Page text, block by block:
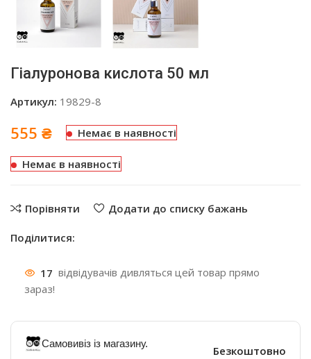
Гіалуронова кислота 50 мл
Артикул: 19829-8
555 ₴ Немає в наявності
Немає в наявності
Порівняти Додати до списку бажань
Поділитися:
17 відвідувачів дивляться цей товар прямо
зараз!
Самовивіз із магазину.
Безкоштовно